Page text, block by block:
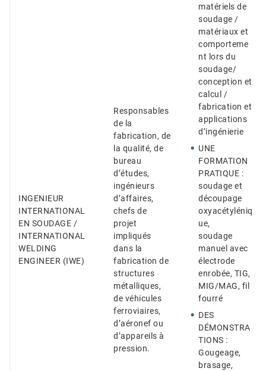
INGENIEUR
INTERNATIONAL
EN SOUDAGE /
INTERNATIONAL
WELDING
ENGINEER (IWE)
Responsables
de la
fabrication, de
la qualité, de
bureau
d’études,
ingénieurs
d’affaires,
chefs de
projet
impliqués
dans la
fabrication de
structures
métalliques,
de véhicules
ferroviaires,
d’aéronef ou
d’appareils à
pression.
matériels de
soudage /
matériaux et
comporteme
nt lors du
soudage/
conception et
calcul /
fabrication et
applications
d’ingénierie
UNE
FORMATION
PRATIQUE :
soudage et
découpage
oxyacétyléniq
ue,
soudage
manuel avec
électrode
enrobée, TIG,
MIG/MAG, fil
fourré
DES
DÉMONSTRA
TIONS :
Gougeage,
brasage,